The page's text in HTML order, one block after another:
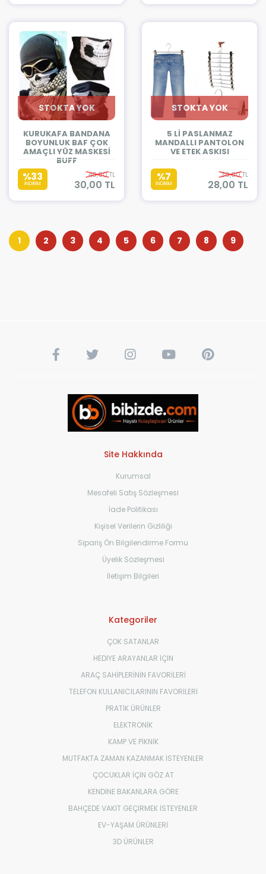
STOKTA YOK
KURUKAFA BANDANA
BOYUNLUK BAF ÇOK
AMAÇLI YÜZ MASKESİ
BUFF
%33
İNDİRİM
40,00 TL
30,00 TL
STOKTA YOK
5 Lİ PASLANMAZ
MANDALLI PANTOLON
VE ETEK ASKISI
%7
İNDİRİM
30,00 TL
28,00 TL
1 2 3 4 5 6 7 8 9
Site Hakkında
Kurumsal
Mesafeli Satış Sözleşmesi
İade Politikası
Kişisel Verilerin Gizliliği
Sipariş Ön Bilgilendirme Formu
Üyelik Sözleşmesi
İletişim Bilgileri
Kategoriler
ÇOK SATANLAR
HEDİYE ARAYANLAR İÇİN
ARAÇ SAHİPLERİNİN FAVORİLERİ
TELEFON KULLANICILARININ FAVORİLERİ
PRATİK ÜRÜNLER
ELEKTRONİK
KAMP VE PİKNİK
MUTFAKTA ZAMAN KAZANMAK İSTEYENLER
ÇOCUKLAR İÇİN GÖZ AT
KENDİNE BAKANLARA GÖRE
BAHÇEDE VAKİT GEÇİRMEK İSTEYENLER
EV-YAŞAM ÜRÜNLERİ
3D ÜRÜNLER